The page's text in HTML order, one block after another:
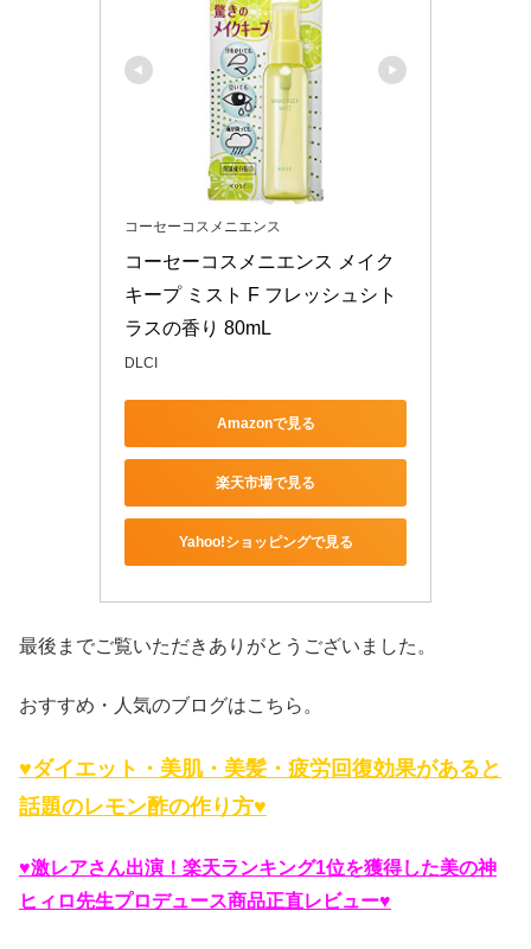
コーセーコスメニエンス
コーセーコスメニエンス メイク
キープ ミスト F フレッシュシト
ラスの香り 80mL
DLCI
Amazonで見る
楽天市場で見る
Yahoo!ショッピングで見る
最後までご覧いただきありがとうございました。
おすすめ・人気のブログはこちら。
♥ダイエット・美肌・美髪・疲労回復効果があると
話題のレモン酢の作り方♥
♥激レアさん出演！楽天ランキング1位を獲得した美の神
ヒィロ先生プロデュース商品正直レビュー♥